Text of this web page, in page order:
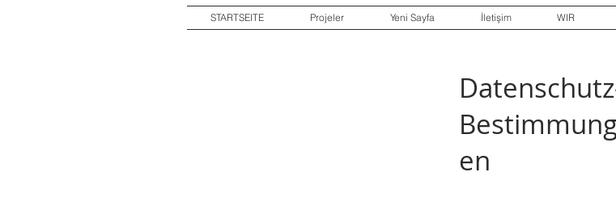
STARTSEITE Projeler Yeni Sayfa İletişim WIR
en